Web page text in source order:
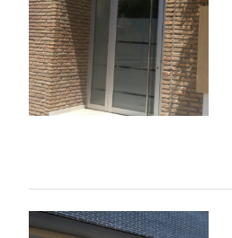
Mükemmel